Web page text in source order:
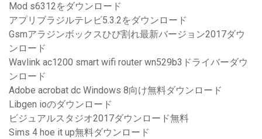
Mod s6312をダウンロード
アプリブラジルテレビ5.3.2をダウンロード
Gsmアラジンボックスひび割れ最新バージョン2017ダウ
ンロード
Wavlink ac1200 smart wifi router wn529b3ドライバーダウ
ンロード
Adobe acrobat dc Windows 8向け無料ダウンロード
Libgen ioのダウンロード
ビジュアルスタジオ2017ダウンロード無料
Sims 4 hoe it up無料ダウンロード